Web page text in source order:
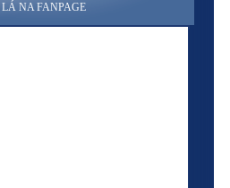
NA FANPAGE